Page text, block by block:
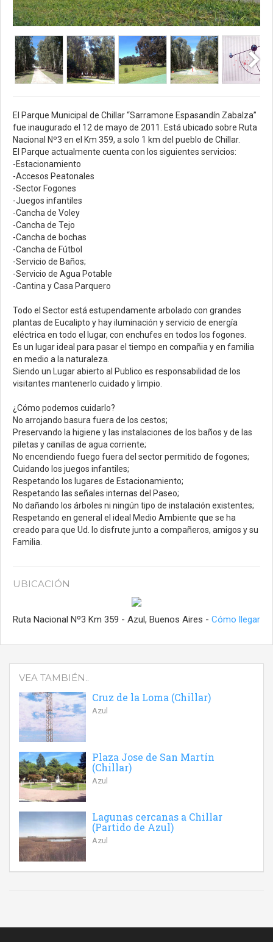
El Parque Municipal de Chillar “Sarramone Espasandín Zabalza”
fue inaugurado el 12 de mayo de 2011. Está ubicado sobre Ruta
Nacional Nº3 en el Km 359, a solo 1 km del pueblo de Chillar.
El Parque actualmente cuenta con los siguientes servicios:
-Estacionamiento
-Accesos Peatonales
-Sector Fogones
-Juegos infantiles
-Cancha de Voley
-Cancha de Tejo
-Cancha de bochas
-Cancha de Fútbol
-Servicio de Baños;
-Servicio de Agua Potable
-Cantina y Casa Parquero
Todo el Sector está estupendamente arbolado con grandes
plantas de Eucalipto y hay iluminación y servicio de energía
eléctrica en todo el lugar, con enchufes en todos los fogones.
Es un lugar ideal para pasar el tiempo en compañia y en familia
en medio a la naturaleza.
Siendo un Lugar abierto al Publico es responsabilidad de los
visitantes mantenerlo cuidado y limpio.
¿Cómo podemos cuidarlo?
No arrojando basura fuera de los cestos;
Preservando la higiene y las instalaciones de los baños y de las
piletas y canillas de agua corriente;
No encendiendo fuego fuera del sector permitido de fogones;
Cuidando los juegos infantiles;
Respetando los lugares de Estacionamiento;
Respetando las señales internas del Paseo;
No dañando los árboles ni ningún tipo de instalación existentes;
Respetando en general el ideal Medio Ambiente que se ha
creado para que Ud. lo disfrute junto a compañeros, amigos y su
Familia.
UBICACIÓN
Ruta Nacional Nº3 Km 359 - Azul, Buenos Aires - Cómo llegar
VEA TAMBIÉN..
Cruz de la Loma (Chillar)
Azul
Plaza Jose de San Martín
(Chillar)
Azul
Lagunas cercanas a Chillar
(Partido de Azul)
Azul